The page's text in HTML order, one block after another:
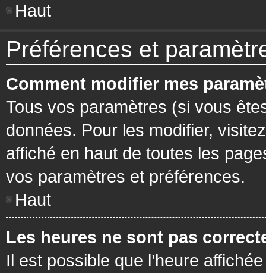
Haut
Préférences et
Comment modifier mes
Tous vos paramètres (si vous
données. Pour les modifier,
affiché en haut de toutes les
vos paramètres et préférences.
Haut
Les heures ne sont pas
Il est possible que l’heure